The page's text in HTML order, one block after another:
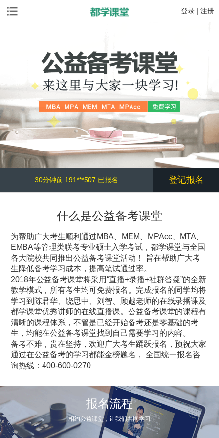
登录 | 注册
30分钟前 191***507 已报名
45分钟前 189***279 已报名
1小时前 191***068 已报名
2小时前 189***018 已报名
3小时前 159***309 已报名
4小时前 152***745 已报名
5小时前 138***669 已报名
1分钟前 156***715 已报名
5分钟前 132***131 已报名
15分钟前 139***170 已报名
登记报名
什么是公益备考课堂
为帮助广大考生顺利通过MBA、MEM、MPAcc、MTA、
EMBA等管理类联考专业硕士入学考试，都学课堂与全国
各大院校共同推出公益备考课堂活动！ 旨在帮助广大考
生降低备考学习成本，提高笔试通过率。
2018年公益备考课堂将采用“直播+录播+社群答疑”的全新
教学模式，所有考生均可免费报名。完成报名的同学均将
学习到陈君华、饶思中、刘智、顾越老师的在线录播课及
都学课堂优秀讲师的在线直播课。公益备考课堂的课程有
清晰的课程体系，不管是已经开始备考还是零基础的考
生，均能在公益备考课堂找到自己需要学习的内容。
备考不难，贵在坚持，欢迎广大考生踊跃报名，预祝大家
通过在公益备考的学习都能金榜题名， 全国统一报名咨
询热线：400-600-0270
报名流程
相约公益课堂，让我们共同学习